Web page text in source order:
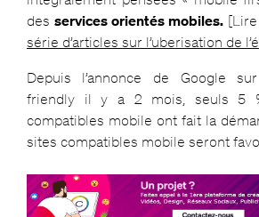
desservices orientés mobiles.
série d’articles sur l’uberisation de
Depuis l’annonce de Google
friendly il y a 2 mois, seuls 5
compatibles mobile ont fait la
sites compatibles mobile seront